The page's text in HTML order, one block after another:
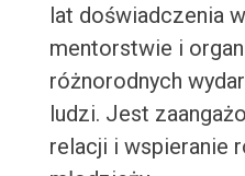
lat doświadczenia
mentorstwie i
różnorodnych
ludzi. Jest
relacji i wspieranie